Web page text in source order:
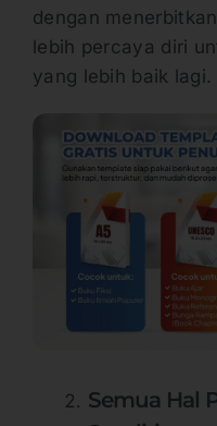
dengan
lebih percaya diri
yang lebih baik lagi.
Semua Hal